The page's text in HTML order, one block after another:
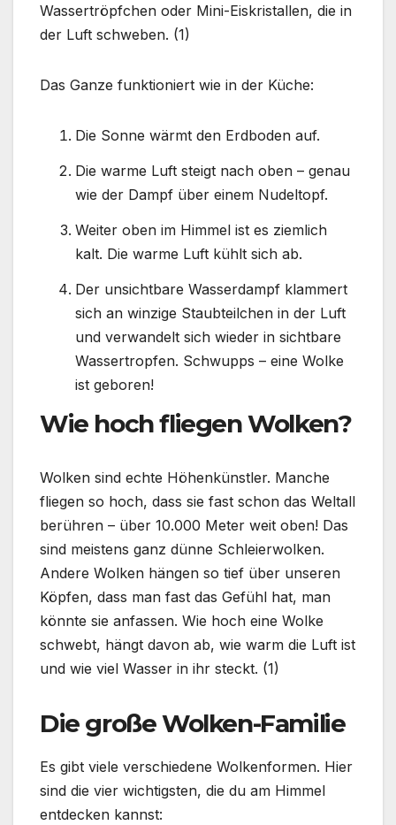
Wassertröpfchen oder Mini-Eiskristallen, die in
der Luft schweben. (1)
Das Ganze funktioniert wie in der Küche:
Die Sonne wärmt den Erdboden auf.
Die warme Luft steigt nach oben – genau
wie der Dampf über einem Nudeltopf.
Weiter oben im Himmel ist es ziemlich
kalt. Die warme Luft kühlt sich ab.
Der unsichtbare Wasserdampf klammert
sich an winzige Staubteilchen in der Luft
und verwandelt sich wieder in sichtbare
Wassertropfen. Schwupps – eine Wolke
ist geboren!
Wie hoch fliegen Wolken?
Wolken sind echte Höhenkünstler. Manche
fliegen so hoch, dass sie fast schon das Weltall
berühren – über 10.000 Meter weit oben! Das
sind meistens ganz dünne Schleierwolken.
Andere Wolken hängen so tief über unseren
Köpfen, dass man fast das Gefühl hat, man
könnte sie anfassen. Wie hoch eine Wolke
schwebt, hängt davon ab, wie warm die Luft ist
und wie viel Wasser in ihr steckt. (1)
Die große Wolken-Familie
Es gibt viele verschiedene Wolkenformen. Hier
sind die vier wichtigsten, die du am Himmel
entdecken kannst: